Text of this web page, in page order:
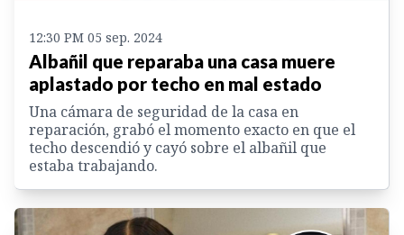
12:30 PM 05 sep. 2024
Albañil que reparaba una casa muere
aplastado por techo en mal estado
Una cámara de seguridad de la casa en
reparación, grabó el momento exacto en que el
techo descendió y cayó sobre el albañil que
estaba trabajando.